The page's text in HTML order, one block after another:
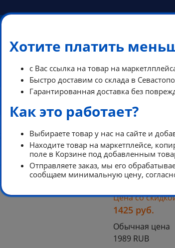
В наличии / MODUS/HEJNE Стеллаж для рассады
MODUS/
Цена со
1425 руб.
Обычная цена
1989 RUB
Хотите платить
с Вас ссылка на товар на
Быстро доставим со склада в
Гарантированная доставка без
Как это работает?
Выбираете товар у нас на сайте и
Находите товар на маркетплейсе,
поле в Корзине под добавленным
Отправляете заказ, мы его
сообщаем минимальную цену,